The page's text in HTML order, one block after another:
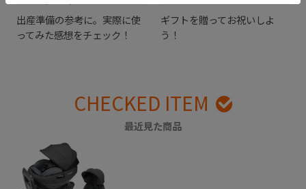
出産準備の参考に。実際に使
ってみた感想をチェック！
ギフトを贈ってお祝いしよ
う！
CHECKED ITEM
最近見た商品